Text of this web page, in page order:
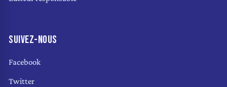
SUIVEZ-NOUS
Facebook
Twitter